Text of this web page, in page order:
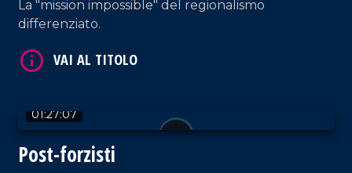
La "mission impossible" del regionalismo
differenziato.
01:27:07
Post-forzisti
VAI AL TITOLO